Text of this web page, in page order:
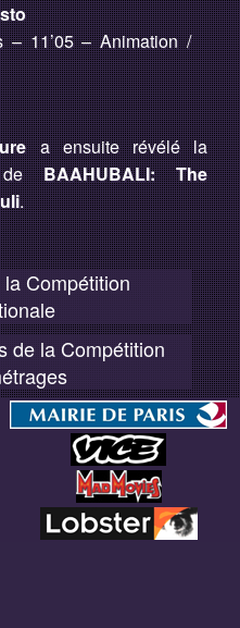
– 11’05 – Animation /
a ensuite révélé la
BAAHUBALI: The
.
Compétition
de la Compétition